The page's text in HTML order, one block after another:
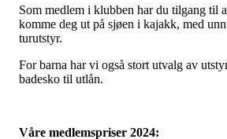
Som medlem i klubben har du tilgang til
komme deg ut på sjøen i kajakk, med
turutstyr.
For barna har vi også stort utvalg av
badesko til utlån.
Våre medlemspriser 2024: